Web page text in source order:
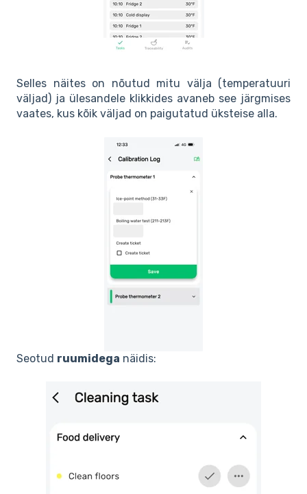
Selles näites on nõutud mitu välja (temperatuuri
väljad) ja ülesandele klikkides avaneb see järgmises
vaates, kus kõik väljad on paigutatud üksteise alla.
Seotud ruumidega näidis: